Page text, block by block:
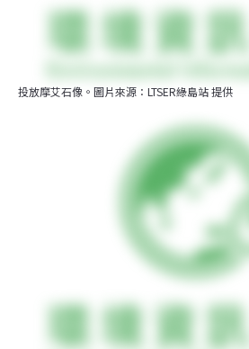
投放摩艾石像。圖片來源：LTSER綠島站 提供